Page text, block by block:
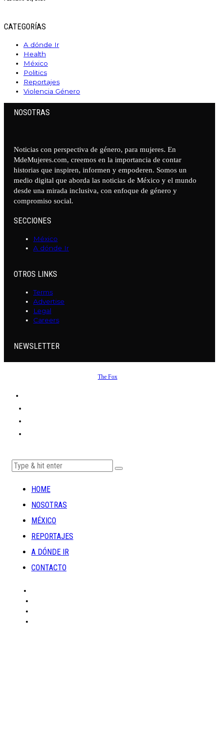
CATEGORÍAS
A dónde Ir
Health
México
Politics
Reportajes
Violencia Género
NOSOTRAS
Noticias con perspectiva de género, para mujeres. En
MdeMujeres.com, creemos en la importancia de contar
historias que inspiren, informen y empoderen. Somos un
medio digital que aborda las noticias de México y el mundo
desde una mirada inclusiva, con enfoque de género y
compromiso social.
SECCIONES
México
A dónde Ir
OTROS LINKS
Terms
Advertise
Legal
Careers
NEWSLETTER
The Fox
HOME
NOSOTRAS
MÉXICO
REPORTAJES
A DÓNDE IR
CONTACTO